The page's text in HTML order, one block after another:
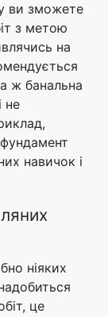
ви зможете
з метою
на
ж банальна
не
фундамент
навичок і
ніяких
це